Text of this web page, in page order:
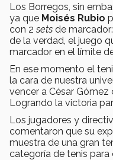
Los Borregos, sin
ya que Moisés Rubio
con 2sets de
de la verdad, el juego
marcador en el límite
En ese momento el
la cara de nuestra
vencer a César
Logrando la victoria
Los jugadores y
comentaron que su
muestra de una gran
categoría de tenis para